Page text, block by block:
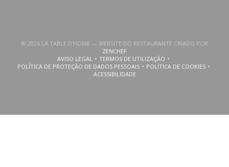
© 2026 LA TABLE D'HOME — WEBSITE DO RESTAURANTE CRIADO POR
ZENCHEF((ABRE NUMA NOVA JANELA))
AVISO LEGAL((ABRE NUMA NOVA JANELA))
TERMOS DE UTILIZAÇÃO((ABRE NUMA NOVA JANELA))
POLÍTICA DE PROTEÇÃO DE DADOS PESSOAIS
((ABRE NUMA NOVA JANELA))POLÍTICA DE COOKIES
((ABRE NUMA
ACESSIBILIDADE((ABRE NUMA NOVA JANELA))